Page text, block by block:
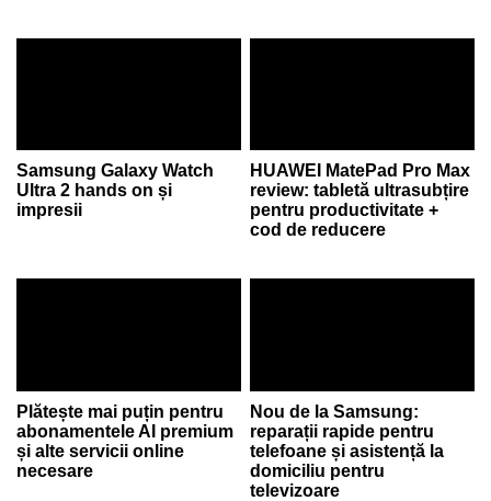
Samsung Galaxy Watch
Ultra 2 hands on și
impresii
HUAWEI MatePad Pro Max
review: tabletă ultrasubțire
pentru productivitate +
cod de reducere
Plătește mai puțin pentru
abonamentele AI premium
și alte servicii online
necesare
Nou de la Samsung:
reparații rapide pentru
telefoane și asistență la
domiciliu pentru
televizoare